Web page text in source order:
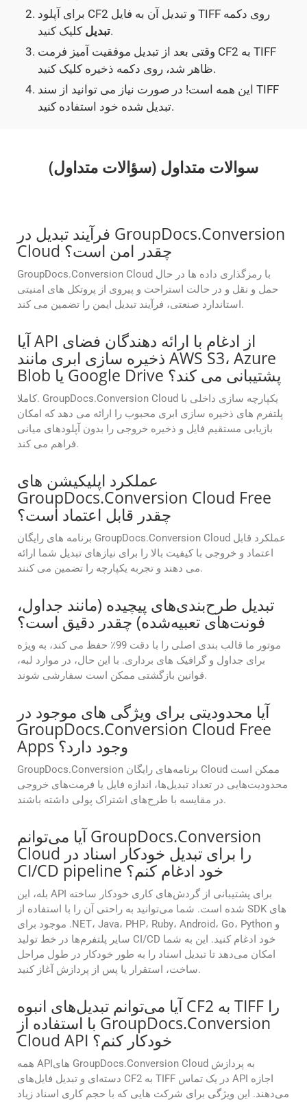
برای آپلود CF2 و تبدیل آن به فایل TIFF روی دکمه
تبدیلکلیک کنید.
وقتی بعد از تبدیل موفقیت آمیز فرمت CF2 به TIFF
ظاهر شد، روی دکمه ذخیره کلیک کنید.
این همه است! در صورت نیاز می توانید از سند TIFF
تبدیل شده خود استفاده کنید.
سوالات متداول (سؤالات متداول)
فرآیند تبدیل در GroupDocs.Conversion
Cloud چقدر امن است؟
GroupDocs.Conversion Cloud با رمزگذاری داده ها در حال
حمل و نقل و در حالت استراحت و پیروی از پروتکل های امنیتی
استاندارد صنعتی، فرآیند تبدیل ایمن را تضمین می کند.
آیا API از ادغام با ارائه دهندگان فضای
ذخیره سازی ابری مانند AWS S3، Azure
Blob یا Google Drive پشتیبانی می کند؟
کاملا. GroupDocs.Conversion Cloud یکپارچه سازی داخلی با
پلتفرم های ذخیره سازی ابری محبوب را ارائه می دهد که امکان
بازیابی مستقیم فایل و ذخیره خروجی را بدون آپلودهای میانی
فراهم می کند.
عملکرد اپلیکیشن های
GroupDocs.Conversion Cloud Free
چقدر قابل اعتماد است؟
برنامه های رایگان GroupDocs.Conversion Cloud عملکرد قابل
اعتماد و خروجی با کیفیت بالا را برای نیازهای تبدیل شما ارائه
می دهند و تجربه یکپارچه را تضمین می کنند.
تبدیل طرح‌بندی‌های پیچیده (مانند جداول،
فونت‌های تعبیه‌شده) چقدر دقیق است؟
موتور ما قالب بندی اصلی را با دقت 99٪ حفظ می کند، به ویژه
برای جداول و گرافیک های برداری. با این حال، در موارد لبه،
قوانین بازگشتی ممکن است سفارشی شوند.
آیا محدودیتی برای ویژگی های موجود در
GroupDocs.Conversion Cloud Free
Apps وجود دارد؟
GroupDocs.Conversion برنامه‌های رایگان Cloud ممکن است
محدودیت‌هایی در تعداد تبدیل‌ها، اندازه فایل یا فرمت‌های خروجی
در مقایسه با طرح‌های اشتراک پولی داشته باشند.
آیا می‌توانم GroupDocs.Conversion
Cloud را برای تبدیل خودکار اسناد در
CI/CD pipeline خود ادغام کنم؟
بله، این API برای پشتیبانی از گردش‌های کاری خودکار ساخته
شده است. شما می‌توانید به راحتی آن را با استفاده از SDK های
موجود برای .NET، Java، PHP، Ruby، Android، Go، Python و
سایر پلتفرم‌ها در خط تولید CI/CD خود ادغام کنید. این به شما
امکان می‌دهد تا تبدیل اسناد را به طور خودکار در طول مراحل
ساخت، استقرار یا پس از پردازش آغاز کنید.
آیا می‌توانم تبدیل‌های انبوه CF2 به TIFF را
با استفاده از GroupDocs.Conversion
Cloud API خودکار کنم؟
همه APIهای GroupDocs.Conversion Cloud به پردازش
دسته‌ای و تبدیل فایل‌های CF2 به TIFF در یک تماس API اجازه
می‌دهند. این ویژگی برای شرکت هایی که با حجم کاری اسناد زیاد